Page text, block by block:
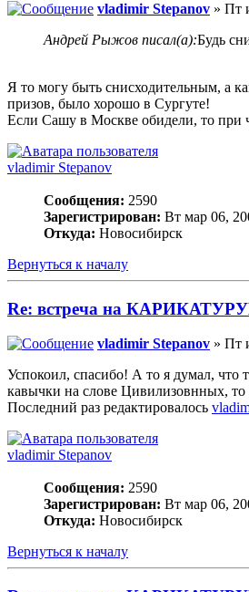
vladimir Stepanov » Пт
Андрей Рыжов писал(а):Будь
Я то могу быть снисходительным, а
призов, было хорошо в Сургуте!
Если Сашу в Москве обидели, то при
vladimir Stepanov
Сообщения: 2590
Зарегистрирован: Вт мар 06,
Откуда: Новосибирск
Вернуться к началу
Re: встреча на
vladimir Stepanov » Пт
Успокоил, спасибо! А то я думал, что
кавычки на слове Цивилизовнных, то
Последний раз редактировалось
vladimir Stepanov
Сообщения: 2590
Зарегистрирован: Вт мар 06,
Откуда: Новосибирск
Вернуться к началу